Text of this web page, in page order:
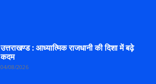
उत्तराखण्ड : आध्यात्मिक राजधानी की दिशा में बढ़े
कदम
04/08/2026